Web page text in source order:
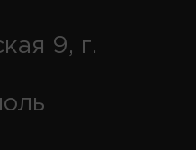
9, г.